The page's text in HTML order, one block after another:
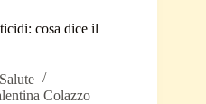
cosa dice il
Colazzo